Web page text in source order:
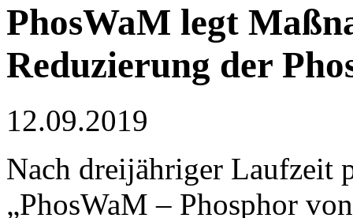
PhosWaM legt
Reduzierung der
12.09.2019
Nach dreijähriger Laufzeit
„PhosWaM – Phosphor